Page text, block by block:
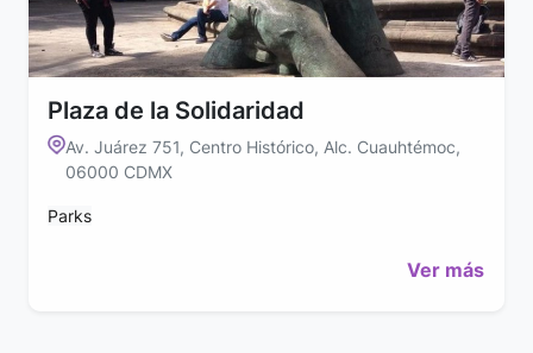
Plaza de la Solidaridad
Av. Juárez 751, Centro Histórico, Alc. Cuauhtémoc,
06000 CDMX
Parks
Ver más